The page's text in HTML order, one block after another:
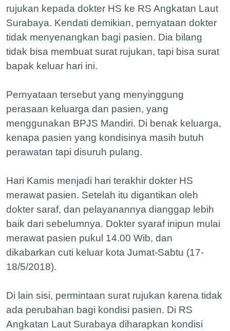
rujukan kepada dokter HS ke RS Angkatan Laut
Surabaya. Kendati demikian, pernyataan dokter
tidak menyenangkan bagi pasien. Dia bilang
tidak bisa membuat surat rujukan, tapi bisa surat
bapak keluar hari ini.
Pernyataan tersebut yang menyinggung
perasaan keluarga dan pasien, yang
menggunakan BPJS Mandiri. Di benak keluarga,
kenapa pasien yang kondisinya masih butuh
perawatan tapi disuruh pulang.
Hari Kamis menjadi hari terakhir dokter HS
merawat pasien. Setelah itu digantikan oleh
dokter saraf, dan pelayanannya dianggap lebih
baik dari sebelumnya. Dokter syaraf inipun mulai
merawat pasien pukul 14.00 Wib, dan
dikabarkan cuti keluar kota Jumat-Sabtu (17-
18/5/2018).
Di lain sisi, permintaan surat rujukan karena tidak
ada perubahan bagi kondisi pasien. Di RS
Angkatan Laut Surabaya diharapkan kondisi